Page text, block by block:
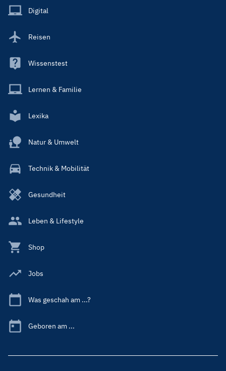
Main
Digital
Reisen
Wissenstest
Lernen & Familie
Lexika
Natur & Umwelt
Technik & Mobilität
Gesundheit
Leben & Lifestyle
Shop
Jobs
Was geschah am ...?
Geboren am ...